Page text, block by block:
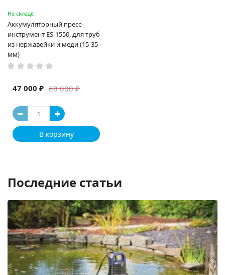
На складе
Аккумуляторный пресс-
инструмент ES-1550, для труб
из нержавейки и меди (15-35
мм)
68 000 ₽
47 000 ₽
В корзину
Последние статьи